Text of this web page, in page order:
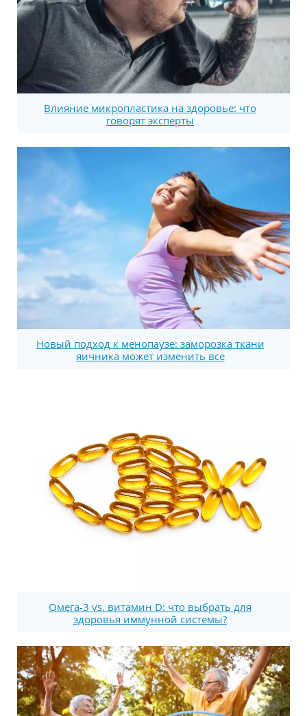
Влияние микропластика на здоровье: что
говорят эксперты
Новый подход к менопаузе: заморозка ткани
яичника может изменить все
Омега-3 vs. витамин D: что выбрать для
здоровья иммунной системы?